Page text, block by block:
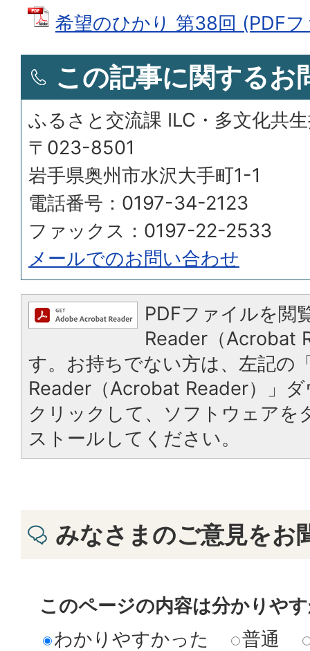
希望のひかり 第38回 (PDFフ
この記事に関するお
ふるさと交流課 ILC・多文化共
〒023-8501
岩手県奥州市水沢大手町1-1
電話番号：0197-34-2123
ファックス：0197-22-2533
メールでのお問い合わせ
PDFファイルを閲
Reader（Acrobat
す。お持ちでない方は、左記の
Reader（Acrobat Reader）」
クリックして、ソフトウェアを
ストールしてください。
みなさまのご意見をお
このページの内容は分かりや
わかりやすかった
普通